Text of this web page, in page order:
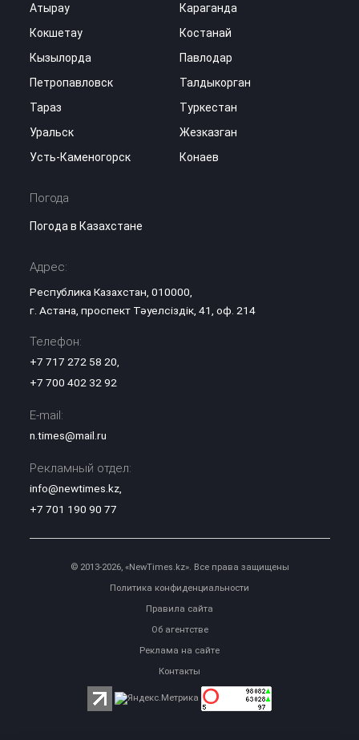
Атырау
Караганда
Кокшетау
Костанай
Кызылорда
Павлодар
Петропавловск
Талдыкорган
Тараз
Туркестан
Уральск
Жезказган
Усть-Каменогорск
Конаев
Погода
Погода в Казахстане
Адрес:
Республика Казахстан, 010000,
г. Астана, проспект Тәуелсіздік, 41, оф. 214
Телефон:
+7 717 272 58 20
+7 700 402 32 92
E-mail:
n.times@mail.ru
Рекламный отдел:
info@newtimes.kz,
+7 701 190 90 77
© 2013-2026, «NewTimes.kz». Все права защищены
Политика конфиденциальности
Правила сайта
Об агентстве
Реклама на сайте
Контакты